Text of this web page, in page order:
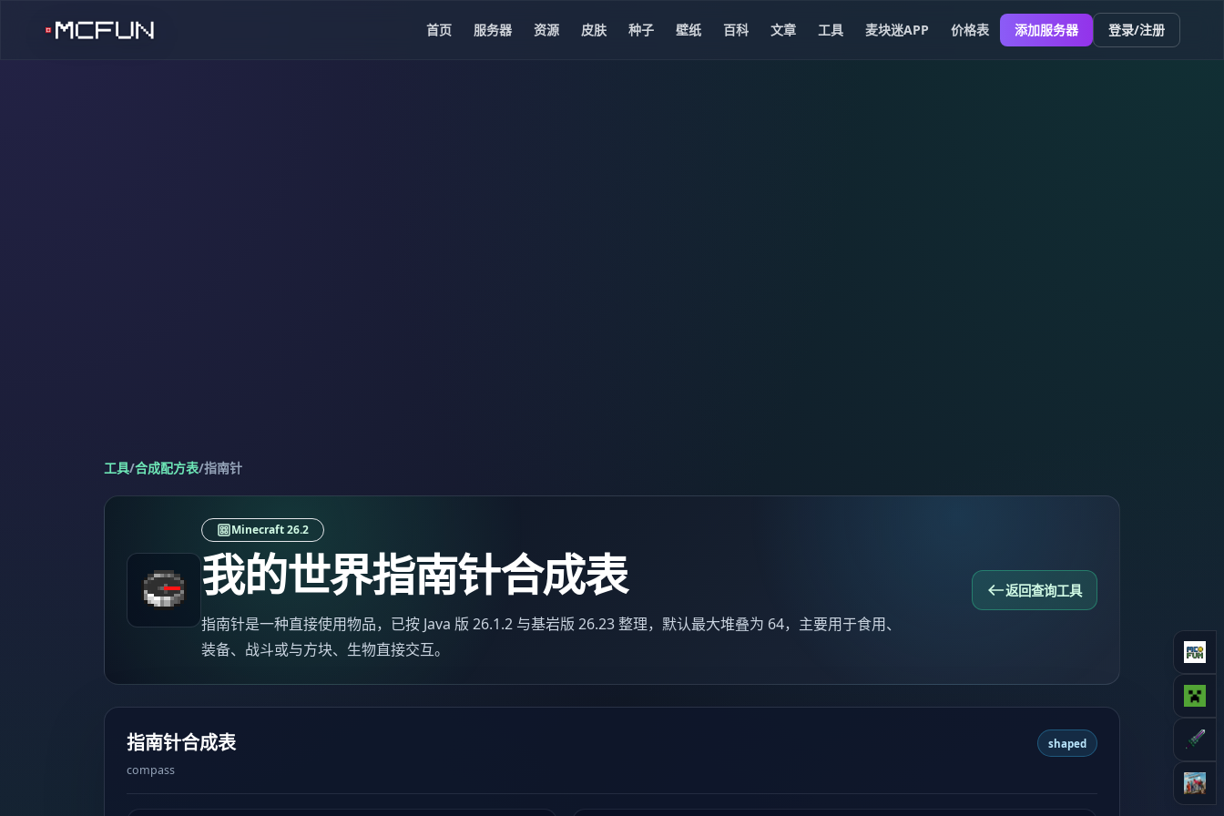
首页 服务器 资源 皮肤 种子 壁纸 百科 文章 工具 麦块迷APP 价格表 添加服务器 登录/注册
工具/合成配方表/指南针
Minecraft 26.2
我的世界指南针合成表
指南针是一种直接使用物品，已按 Java 版 26.1.2 与基岩版 26.23 整理，默认最大堆叠为 64，主要用于食用、
装备、战斗或与方块、生物直接交互。
返回查询工具
指南针合成表
compass
shaped